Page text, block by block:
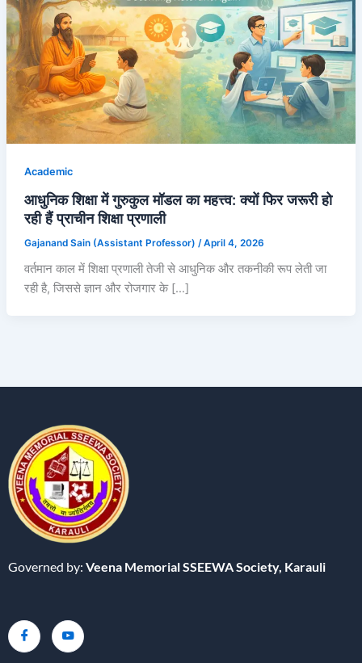
Academic
आधुनिक शिक्षा में गुरुकुल मॉडल का महत्त्व: क्यों फिर जरूरी हो
रही हैं प्राचीन शिक्षा प्रणाली
Gajanand Sain (Assistant Professor) /April 4, 2026
वर्तमान काल में शिक्षा प्रणाली तेजी से आधुनिक और तकनीकी रूप लेती जा
रही है, जिससे ज्ञान और रोजगार के […]
Governed by: Veena Memorial SSEEWA Society, Karauli